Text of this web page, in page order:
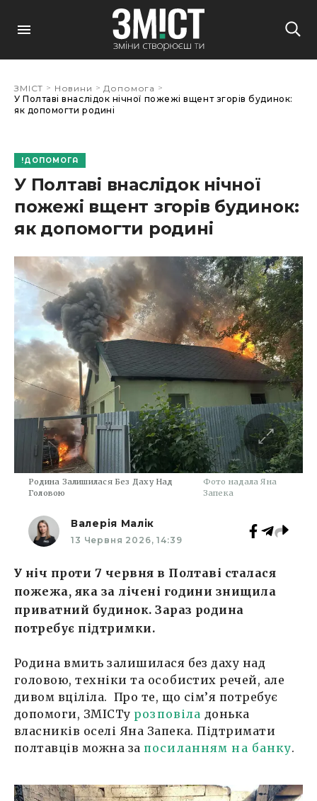
ЗМІСТ > Новини > Допомога >
У Полтаві внаслідок нічної пожежі вщент згорів будинок:
як допомогти родині
ДОПОМОГА
У Полтаві внаслідок нічної
пожежі вщент згорів будинок:
як допомогти родині
Родина Залишилася Без Даху Над
Головою
Фото надала Яна
Запека
Валерія Малік
13 Червня 2026, 14:39
У ніч проти 7 червня в Полтаві сталася
пожежа, яка за лічені години знищила
приватний будинок. Зараз родина
потребує підтримки.
Родина вмить залишилася без даху над
головою, техніки та особистих речей, але
дивом вціліла. Про те, що сім’я потребує
допомоги, ЗМІСТу розповіла донька
власників оселі Яна Запека. Підтримати
полтавців можна запосиланням на банку.